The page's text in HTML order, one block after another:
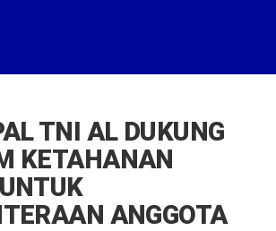
TNI AL DUKUNG
KETAHANAN
ANGGOTA